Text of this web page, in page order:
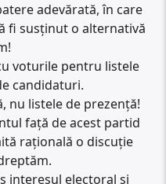
adevărată, în care
fi susținut o alternativă
voturile pentru listele
candidaturi.
nu listele de prezență!
față de acest partid
rațională o discuție
interesul electoral și